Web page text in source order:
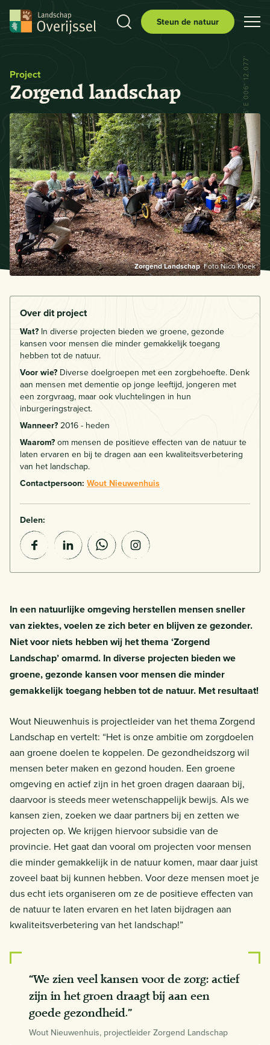
Steun de natuur
Project
Zorgend landschap
Zorgend LandschapFoto Nico Kloek
N 52° 29.556' E 006° 12.077'
Over dit project
Wat? In diverse projecten bieden we groene, gezonde
kansen voor mensen die minder gemakkelijk toegang
hebben tot de natuur.
Voor wie? Diverse doelgroepen met een zorgbehoefte. Denk
aan mensen met dementie op jonge leeftijd, jongeren met
een zorgvraag, maar ook vluchtelingen in hun
inburgeringstraject.
Wanneer? 2016 - heden
Waarom? om mensen de positieve effecten van de natuur te
laten ervaren en bij te dragen aan een kwaliteitsverbetering
van het landschap.
Contactpersoon: Wout Nieuwenhuis
Delen:
In een natuurlijke omgeving herstellen mensen sneller
van ziektes, voelen ze zich beter en blijven ze gezonder.
Niet voor niets hebben wij het thema ‘Zorgend
Landschap’ omarmd. In diverse projecten bieden we
groene, gezonde kansen voor mensen die minder
gemakkelijk toegang hebben tot de natuur. Met resultaat!
Wout Nieuwenhuis is projectleider van het thema Zorgend
Landschap en vertelt: “Het is onze ambitie om zorgdoelen
aan groene doelen te koppelen. De gezondheidszorg wil
mensen beter maken en gezond houden. Een groene
omgeving en actief zijn in het groen dragen daaraan bij,
daarvoor is steeds meer wetenschappelijk bewijs. Als we
kansen zien, zoeken we daar partners bij en zetten we
projecten op. We krijgen hiervoor subsidie van de
provincie. Het gaat dan vooral om projecten voor mensen
die minder gemakkelijk in de natuur komen, maar daar juist
zoveel baat bij kunnen hebben. Voor deze mensen moet je
dus echt iets organiseren om ze de positieve effecten van
de natuur te laten ervaren en het laten bijdragen aan
kwaliteitsverbetering van het landschap!”
“We zien veel kansen voor de zorg: actief
zijn in het groen draagt bij aan een
goede gezondheid.”
Wout Nieuwenhuis, projectleider Zorgend Landschap